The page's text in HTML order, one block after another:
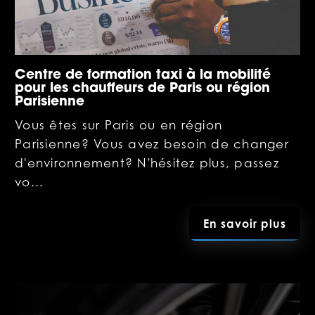
Centre de formation taxi à la mobilité
pour les chauffeurs de Paris ou région
Parisienne
Vous êtes sur Paris ou en région
Parisienne? Vous avez besoin de changer
d'environnement? N'hésitez plus, passez
vo...
En savoir plus